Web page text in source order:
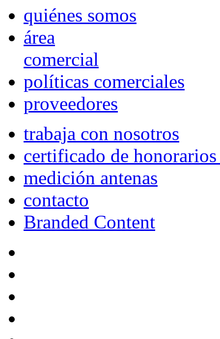
quiénes somos
área
comercial
políticas comerciales
proveedores
trabaja con nosotros
certificado de
medición antenas
contacto
Branded Content